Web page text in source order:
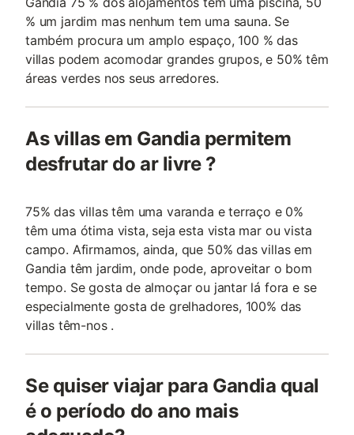
% um jardim mas nenhum tem uma sauna. Se
também procura um amplo espaço, 100 % das
villas podem acomodar grandes grupos, e 50% têm
áreas verdes nos seus arredores.
As villas em Gandia permitem
desfrutar do ar livre ?
75% das villas têm uma varanda e terraço e 0%
têm uma ótima vista, seja esta vista mar ou vista
campo. Afirmamos, ainda, que 50% das villas em
Gandia têm jardim, onde pode, aproveitar o bom
tempo. Se gosta de almoçar ou jantar lá fora e se
especialmente gosta de grelhadores, 100% das
villas têm-nos .
Se quiser viajar para Gandia qual
é o período do ano mais